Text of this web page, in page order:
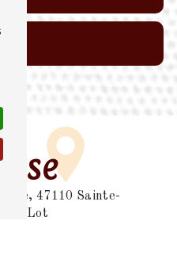
47110 Sainte-
sur-Lot